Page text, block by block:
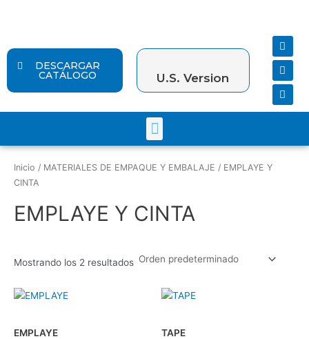
DESCARGAR
CATÁLOGO U.S. Version
F
a
c
e
b
o
o
k
Y
o
u
t
u
b
e
I
n
s
t
a
g
r
a
Menu
Inicio / MATERIALES DE EMPAQUE Y EMBALAJE / EMPLAYE Y
CINTA
EMPLAYE Y CINTA
Mostrando los 2 resultados
EMPLAYE TAPE